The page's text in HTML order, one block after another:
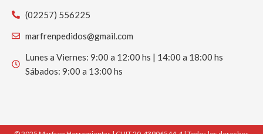
(02257) 556225
marfrenpedidos@gmail.com
Lunes a Viernes: 9:00 a 12:00 hs | 14:00 a 18:00 hs
Sábados: 9:00 a 13:00 hs